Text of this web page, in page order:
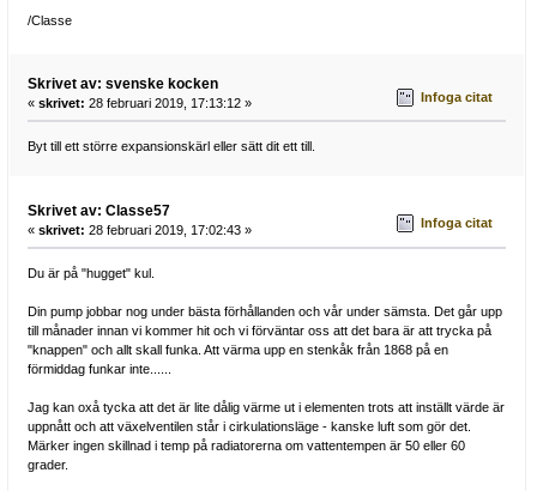
/Classe
Skrivet av: svenske kocken
« skrivet: 28 februari 2019, 17:13:12 » Infoga citat
Byt till ett större expansionskärl eller sätt dit ett till.
Skrivet av: Classe57
« skrivet: 28 februari 2019, 17:02:43 » Infoga citat
Du är på "hugget" kul.
Din pump jobbar nog under bästa förhållanden och vår under sämsta. Det går upp
till månader innan vi kommer hit och vi förväntar oss att det bara är att trycka på
"knappen" och allt skall funka. Att värma upp en stenkåk från 1868 på en
förmiddag funkar inte......
Jag kan oxå tycka att det är lite dålig värme ut i elementen trots att inställt värde är
uppnått och att växelventilen står i cirkulationsläge - kanske luft som gör det.
Märker ingen skillnad i temp på radiatorerna om vattentempen är 50 eller 60
grader.